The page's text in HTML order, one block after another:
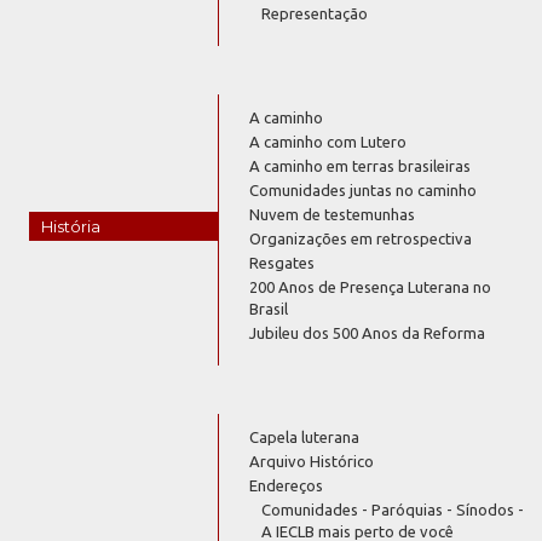
Representação
História
A caminho
A caminho com Lutero
A caminho em terras brasileiras
Comunidades juntas no caminho
Nuvem de testemunhas
Organizações em retrospectiva
Resgates
200 Anos de Presença Luterana no
Brasil
Jubileu dos 500 Anos da Reforma
Capela luterana
Arquivo Histórico
Endereços
Comunidades - Paróquias - Sínodos -
A IECLB mais perto de você